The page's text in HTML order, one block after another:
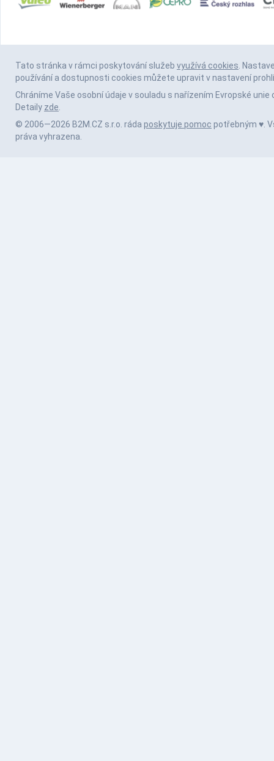
Tato stránka v rámci poskytování služeb využívá cookies.
používání a dostupnosti cookies můžete upravit v nastavení
Chráníme Vaše osobní údaje v souladu s nařízením Evropské unie
Detaily zde.
© 2006—2026 B2M.CZ s.r.o. ráda poskytuje pomoc potřebným ♥️.
práva vyhrazena.